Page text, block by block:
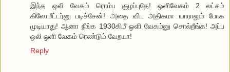
இந்த ஒலி வேகம் ரொம்ப குழப்புதே! ஒளிவேகம் 2 லட்சம்
கிலோமீட்டர்னு படிச்சேன்! அதை விட அதிகமா யாராலும் போக
முடியாது! ஆனா நீங்க 1930கிமீ ஒளி வேகம்னு சொல்றீங்க! அப்ப
ஒலி ஒளி வேகம் ரெண்டும் வேறயா!
Reply